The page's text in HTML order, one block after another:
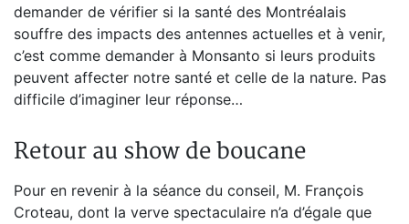
demander de vérifier si la santé des Montréalais
souffre des impacts des antennes actuelles et à venir,
c’est comme demander à Monsanto si leurs produits
peuvent affecter notre santé et celle de la nature. Pas
difficile d’imaginer leur réponse…
Retour au show de boucane
Pour en revenir à la séance du conseil, M. François
Croteau, dont la verve spectaculaire n’a d’égale que